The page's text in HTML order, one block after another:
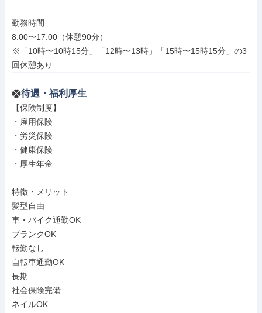
勤務時間
8:00〜17:00（休憩90分）
※「10時〜10時15分」「12時〜13時」「15時〜15時15分」の3
回休憩あり
待遇・福利厚生
【保険制度】
・雇用保険
・労災保険
・健康保険
・厚生年金
特徴・メリット
髪型自由
車・バイク通勤OK
ブランクOK
転勤なし
自転車通勤OK
長期
社会保険完備
ネイルOK